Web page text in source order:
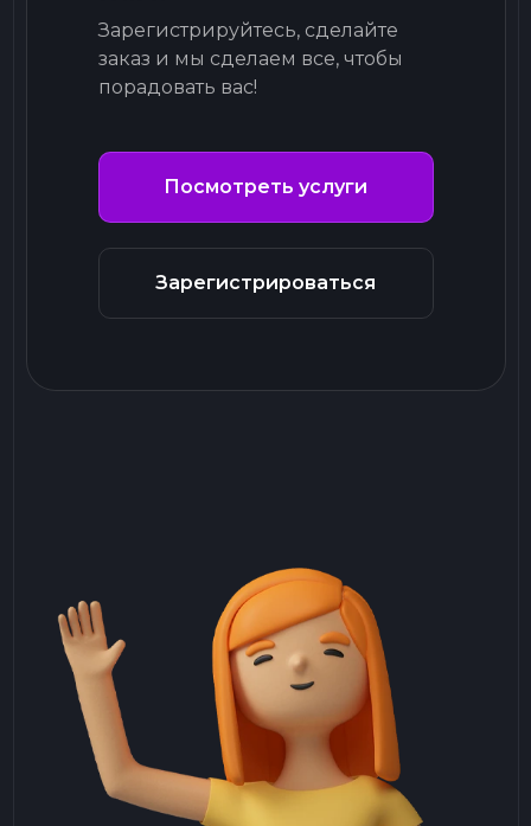
Зарегистрируйтесь, сделайте
заказ и мы сделаем все, чтобы
порадовать вас!
Посмотреть услуги
Зарегистрироваться